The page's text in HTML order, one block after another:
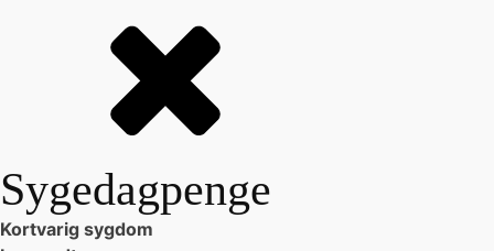
Sygedagpenge
Kortvarig sygdom